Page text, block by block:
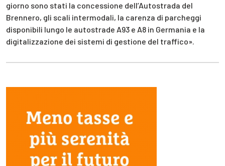
giorno sono stati la concessione dell’Autostrada del
Brennero, gli scali intermodali, la carenza di parcheggi
disponibili lungo le autostrade A93 e A8 in Germania e la
digitalizzazione dei sistemi di gestione del traffico».